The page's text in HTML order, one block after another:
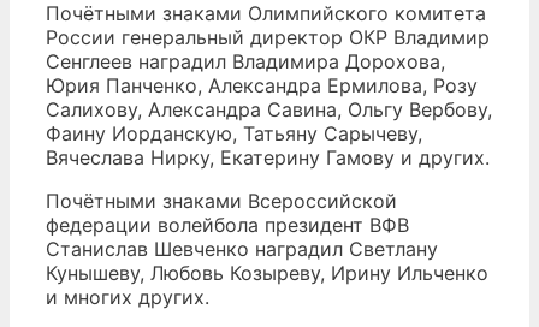
Почётными знаками Олимпийского комитета
России генеральный директор ОКР Владимир
Сенглеев наградил Владимира Дорохова,
Юрия Панченко, Александра Ермилова, Розу
Салихову, Александра Савина, Ольгу Вербову,
Фаину Иорданскую, Татьяну Сарычеву,
Вячеслава Нирку, Екатерину Гамову и других.
Почётными знаками Всероссийской
федерации волейбола президент ВФВ
Станислав Шевченко наградил Светлану
Кунышеву, Любовь Козыреву, Ирину Ильченко
и многих других.